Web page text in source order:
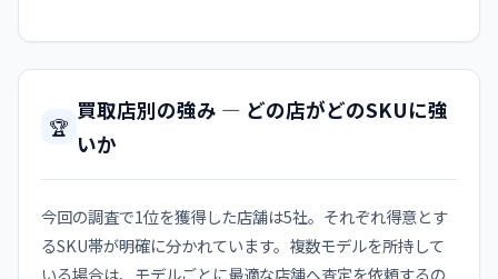
🏆
買取店別の強み — どの店がどのSKUに強
いか
今回の調査で1位を獲得した店舗は5社。それぞれ得意とす
るSKU帯が明確に分かれています。複数モデルを所持して
いる場合は、モデルごとに最適な店舗へ査定を依頼するの